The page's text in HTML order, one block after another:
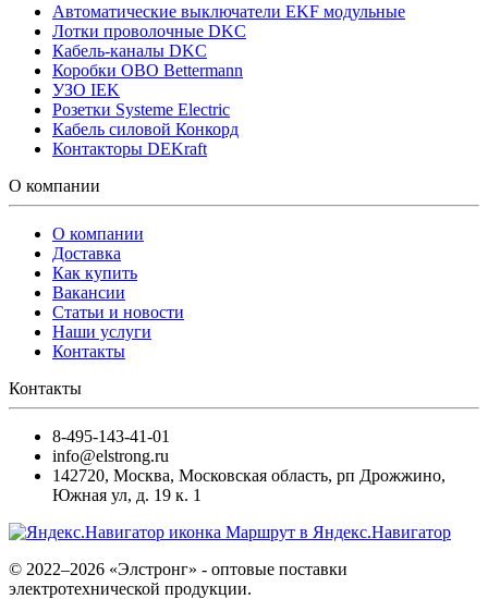
Автоматические выключатели EKF модульные
Лотки проволочные DKC
Кабель-каналы DKC
Коробки OBO Bettermann
УЗО IEK
Розетки Systeme Electric
Кабель силовой Конкорд
Контакторы DEKraft
О компании
О компании
Доставка
Как купить
Вакансии
Статьи и новости
Наши услуги
Контакты
Контакты
8-495-143-41-01
info@elstrong.ru
142720, Москва, Московская область, рп Дрожжино,
Южная ул, д. 19 к. 1
Маршрут в Яндекс.Навигатор
© 2022–2026 «Элстронг» - оптовые поставки
электротехнической продукции.